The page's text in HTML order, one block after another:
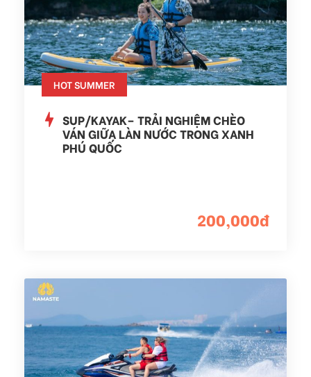
HOT SUMMER
SUP/KAYAK– TRẢI NGHIỆM CHÈO
VÁN GIỮA LÀN NƯỚC TRONG XANH
PHÚ QUỐC
200,000đ